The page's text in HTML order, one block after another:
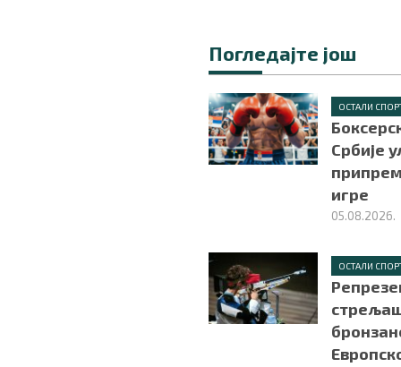
Погледајте још
ОСТАЛИ
Србије
игре
05.08.2026.
ОСТАЛИ